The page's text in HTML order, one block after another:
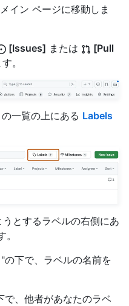
イン ページに移動しま
[Issues] または
[Pull
。
一覧の上にある Labels
とするラベルの右側にあ
下で、ラベルの名前を
、他者があなたのラベ